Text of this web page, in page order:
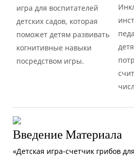
игра для воспитателей
детских садов, которая
поможет детям развивать
когнитивные навыки
посредством игры.
Введение Материала
«Детская игра-счетчик грибов